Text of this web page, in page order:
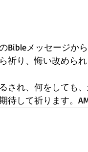
Bibleメッセージか
祈り、悔い改めら
され、何をしても
待して祈ります。